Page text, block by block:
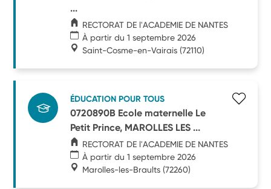
...
RECTORAT DE l'ACADEMIE DE NANTES
À partir du 1 septembre 2026
Saint-Cosme-en-Vairais (72110)
ÉDUCATION POUR TOUS
0720890B Ecole maternelle Le
Petit Prince, MAROLLES LES ...
RECTORAT DE l'ACADEMIE DE NANTES
À partir du 1 septembre 2026
Marolles-les-Braults (72260)